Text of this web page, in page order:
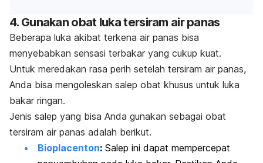
4. Gunakan obat luka tersiram air panas
Beberapa luka akibat terkena air panas bisa
menyebabkan sensasi terbakar yang cukup kuat.
Untuk meredakan rasa perih setelah tersiram air panas,
Anda bisa mengoleskan salep obat khusus untuk luka
bakar ringan.
Jenis salep yang bisa Anda gunakan sebagai obat
tersiram air panas adalah berikut.
Bioplacenton: Salep ini dapat mempercepat